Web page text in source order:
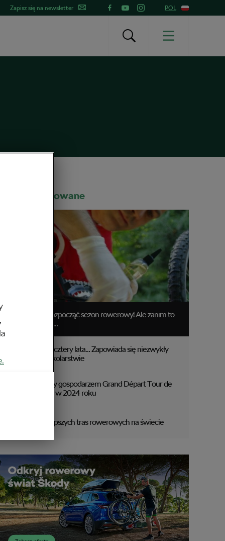
Zapisz się na newsletter POL
Rekomendowane
Czas rozpocząć sezon rowerowy! Ale zanim to
zrobisz…
Raz na cztery lata… Zapowiada się niezwykły
rok w kolarstwie
Włochy gospodarzem Grand Départ Tour de
France w 2024 roku
5 najlepszych tras rowerowych na świecie